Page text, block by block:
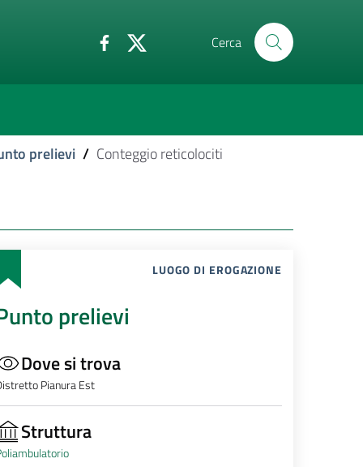
Cerca
prelievi / Conteggio reticolociti
LUOGO DI EROGAZIONE
prelievi
Dove si trova
Pianura Est
Struttura